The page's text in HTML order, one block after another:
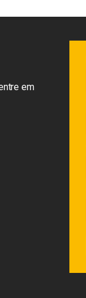
em